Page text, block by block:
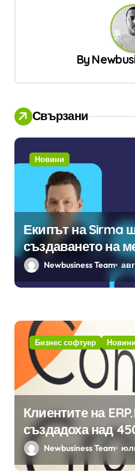
By
Свързани
Новини
Екипът на Sirma
създаването на
стандарти за
изкуствен
Newbusiness Team
Бизнес софтуер
Клиентите на
създадоха над
ERP системата с
вградения в нея
Newbusiness Team